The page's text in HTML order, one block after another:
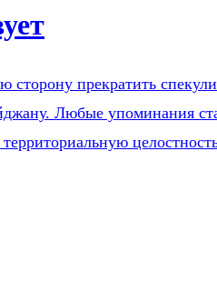
прекратить
Любые упоминания